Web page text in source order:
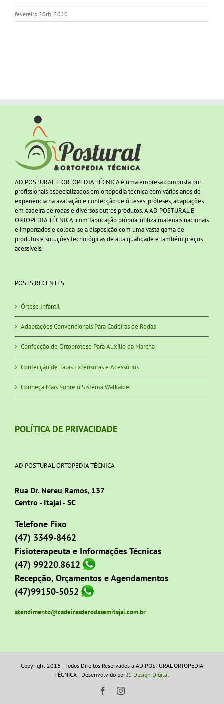
fevereiro 20th, 2020
AD POSTURAL E ORTOPEDIA TÉCNICA é uma empresa composta por
profissionais especializados em ortopedia técnica com vários anos de
experiência na avaliação e confecção de órteses, próteses, adaptações
em cadeira de rodas e diversos outros produtos. A AD POSTURAL E
ORTOPEDIA TÉCNICA, com fabricação própria, utiliza materiais nacionais
e importados e coloca-se a disposição com uma vasta gama de
produtos e soluções tecnológicas de alta qualidade e também preços
acessíveis.
POSTS RECENTES
Órtese Infantil
Adaptações Convencionais Para Cadeiras de Rodas
Confecção de Ortoprotese Para Auxílio da Marcha
Confecção de Talas Extensoras e Acessórios
Conheça Mais Sobre o Sistema Walkaide
POLÍTICA DE PRIVACIDADE
AD POSTURAL ORTOPEDIA TÉCNICA
Rua Dr. Nereu Ramos, 137
Centro - Itajaí - SC
Telefone Fixo
(47) 3349-8462
Fisioterapeuta e Informações Técnicas
(47) 99220.8612
Recepção, Orçamentos e Agendamentos
(47)99150-5052
atendimento@cadeirasderodasemitajai.com.br
Copyright 2016 | Todos Direitos Reservados a AD POSTURAL ORTOPEDIA
TÉCNICA | Desenvolvido por J1 Design Digital
FacebookInstagram